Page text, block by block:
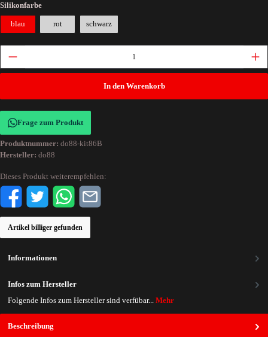
Silikonfarbe
blau rot schwarz
In den Warenkorb
Frage zum Produkt
Produktnummer: do88-kit86B
Hersteller: do88
Dieses Produkt weiterempfehlen:
Artikel billiger gefunden
Beschreibung
Informationen
Infos zum Hersteller
Folgende Infos zum Hersteller sind verfübar... Mehr